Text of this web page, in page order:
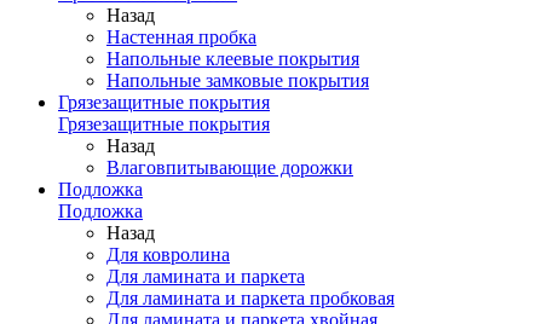
Назад
Настенная пробка
Напольные клеевые покрытия
Напольные замковые покрытия
Грязезащитные покрытия
Грязезащитные покрытия
Назад
Влаговпитывающие дорожки
Подложка
Подложка
Назад
Для ковролина
Для ламината и паркета
Для ламината и паркета пробковая
Для ламината и паркета хвойная